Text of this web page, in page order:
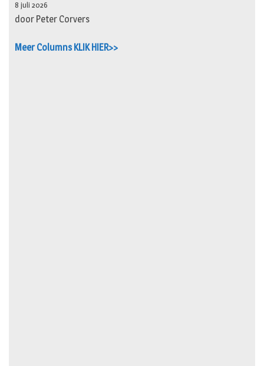
8 juli 2026
door Peter Corvers
Meer Columns KLIK HIER>>